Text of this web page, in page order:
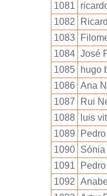
1081
1082
1083
1084 José
1085
hugo
1086 Ana
1087
Rui
1088
luis
1089
1090
1091
1092